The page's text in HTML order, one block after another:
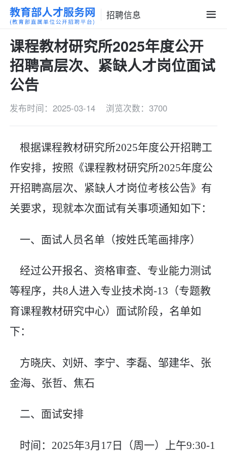
招聘信息
课程教材研究所2025年度公开
招聘高层次、紧缺人才岗位面试
公告
发布时间：2025-03-14 浏览次数：3700
根据课程教材研究所2025年度公开招聘工
作安排，按照《课程教材研究所2025年度公
开招聘高层次、紧缺人才岗位考核公告》有
关要求，现就本次面试有关事项通知如下：
一、面试人员名单（按姓氏笔画排序）
经过公开报名、资格审查、专业能力测试
等程序，共8人进入专业技术岗-13 （专题教
育课程教材研究中心） 面试阶段，名单如
下：
方晓庆、刘妍、李宁、李磊、邹建华、张
金海、张哲、焦石
二、面试安排
时间： 2025年3月 17 日（周一）上午9:30-1